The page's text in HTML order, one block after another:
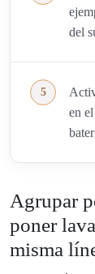
del
en
Agrupar
poner
misma